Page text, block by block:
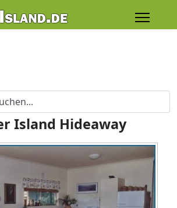
Island Hideaway